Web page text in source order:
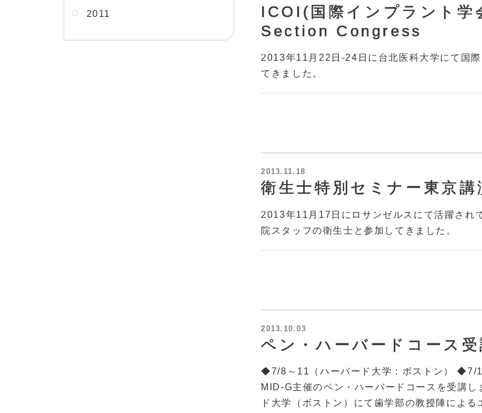
ICOI(国際インプラント
Section Congress
2013年11月22日-24日に台北医科大学にて国
てきました。
2013.11.18
衛生士特別セミナー東京講
2013年11月17日にロサンゼルスにて活躍され
院スタッフの衛生士と参加してきました。
2013.10.03
ペン・ハーバードコース受
◆7/8～11（ハーバード大学：ボストン） ◆7/
MID-G主催のペン・ハーバードコースを受講
ド大学（ボストン）にて歯学部の教授陣によ
2011